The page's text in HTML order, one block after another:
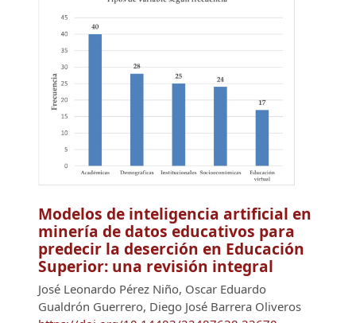
Modelos de inteligencia artificial en
minería de datos educativos para
predecir la deserción en Educación
Superior: una revisión integral
José Leonardo Pérez Niño, Oscar Eduardo
Gualdrón Guerrero, Diego José Barrera Oliveros